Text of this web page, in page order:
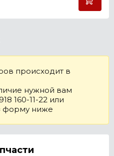
происходит в
нужной вам
160-11-22 или
форму ниже